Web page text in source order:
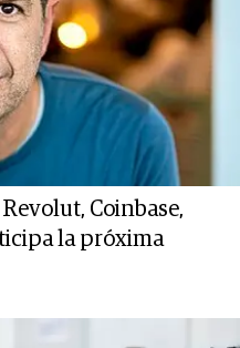
Coinbase,
la próxima